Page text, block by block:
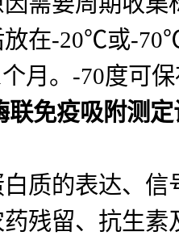
放在-20℃或-
月。-70度可
联免疫吸附测
质的表达、信
残留、抗生素